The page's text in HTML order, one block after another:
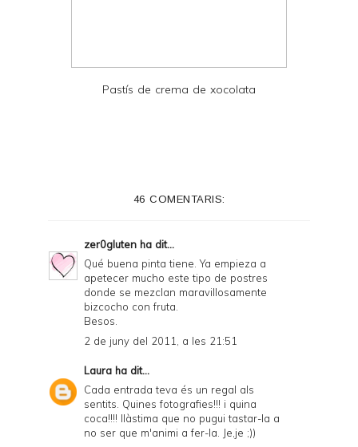
Pastís de crema de xocolata
46 COMENTARIS:
zer0gluten ha dit...
Qué buena pinta tiene. Ya empieza a
apetecer mucho este tipo de postres
donde se mezclan maravillosamente
bizcocho con fruta.
Besos.
2 de juny del 2011, a les 21:51
Laura ha dit...
Cada entrada teva és un regal als
sentits. Quines fotografies!!! i quina
coca!!!! llàstima que no pugui tastar-la a
no ser que m'animi a fer-la. Je,je ;))